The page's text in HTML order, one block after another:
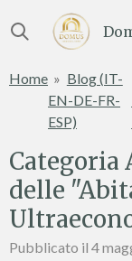
al
principale
Home » Blog (IT-
EN-DE-FR-
ESP)
Categoria
delle
Pubblicato il 4